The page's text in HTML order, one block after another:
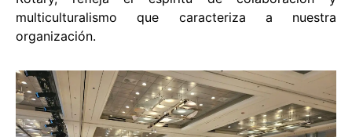
multiculturalismo que caracteriza a nuestra
organización.